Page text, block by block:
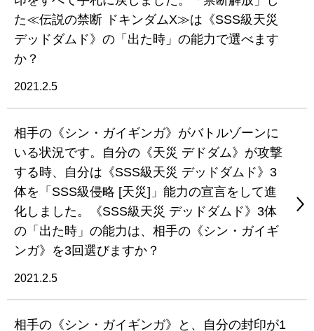
た≪伝説の禁断 ドキンダムX≫は《SSS級天災
デッドダムド》の「出た時」の能力で選べます
か？
2021.2.5
相手の《シン・ガイギンガ》がバトルゾーンに
いる状況です。自分の《天災 デドダム》が攻撃
する時、自分は《SSS級天災 デッドダムド》3
体を「SSS級侵略 [天災]」能力の宣言をして進
化しました。《SSS級天災 デッドダムド》3体
の「出た時」の能力は、相手の《シン・ガイギ
ンガ》を3回選びますか？
2021.2.5
相手の《シン・ガイギンガ》と、自分の封印が1